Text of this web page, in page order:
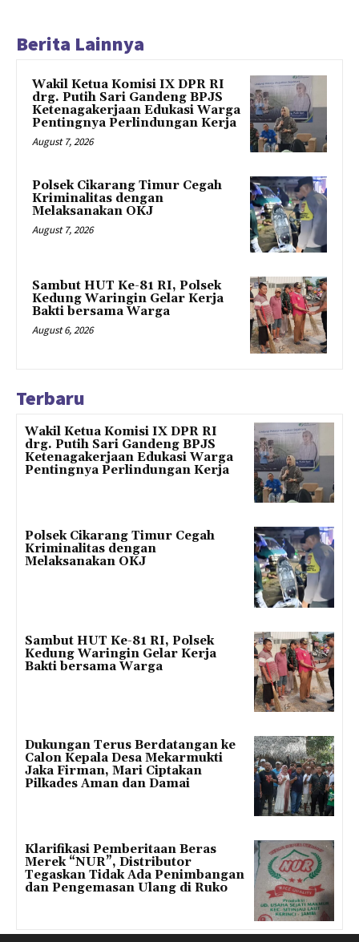
Berita Lainnya
Wakil Ketua Komisi IX DPR RI
drg. Putih Sari Gandeng BPJS
Ketenagakerjaan Edukasi Warga
Pentingnya Perlindungan Kerja
August 7, 2026
Polsek Cikarang Timur Cegah
Kriminalitas dengan
Melaksanakan OKJ
August 7, 2026
Sambut HUT Ke-81 RI, Polsek
Kedung Waringin Gelar Kerja
Bakti bersama Warga
August 6, 2026
Terbaru
Wakil Ketua Komisi IX DPR RI
drg. Putih Sari Gandeng BPJS
Ketenagakerjaan Edukasi Warga
Pentingnya Perlindungan Kerja
Polsek Cikarang Timur Cegah
Kriminalitas dengan
Melaksanakan OKJ
Sambut HUT Ke-81 RI, Polsek
Kedung Waringin Gelar Kerja
Bakti bersama Warga
Dukungan Terus Berdatangan ke
Calon Kepala Desa Mekarmukti
Jaka Firman, Mari Ciptakan
Pilkades Aman dan Damai
Klarifikasi Pemberitaan Beras
Merek “NUR”, Distributor
Tegaskan Tidak Ada Penimbangan
dan Pengemasan Ulang di Ruko